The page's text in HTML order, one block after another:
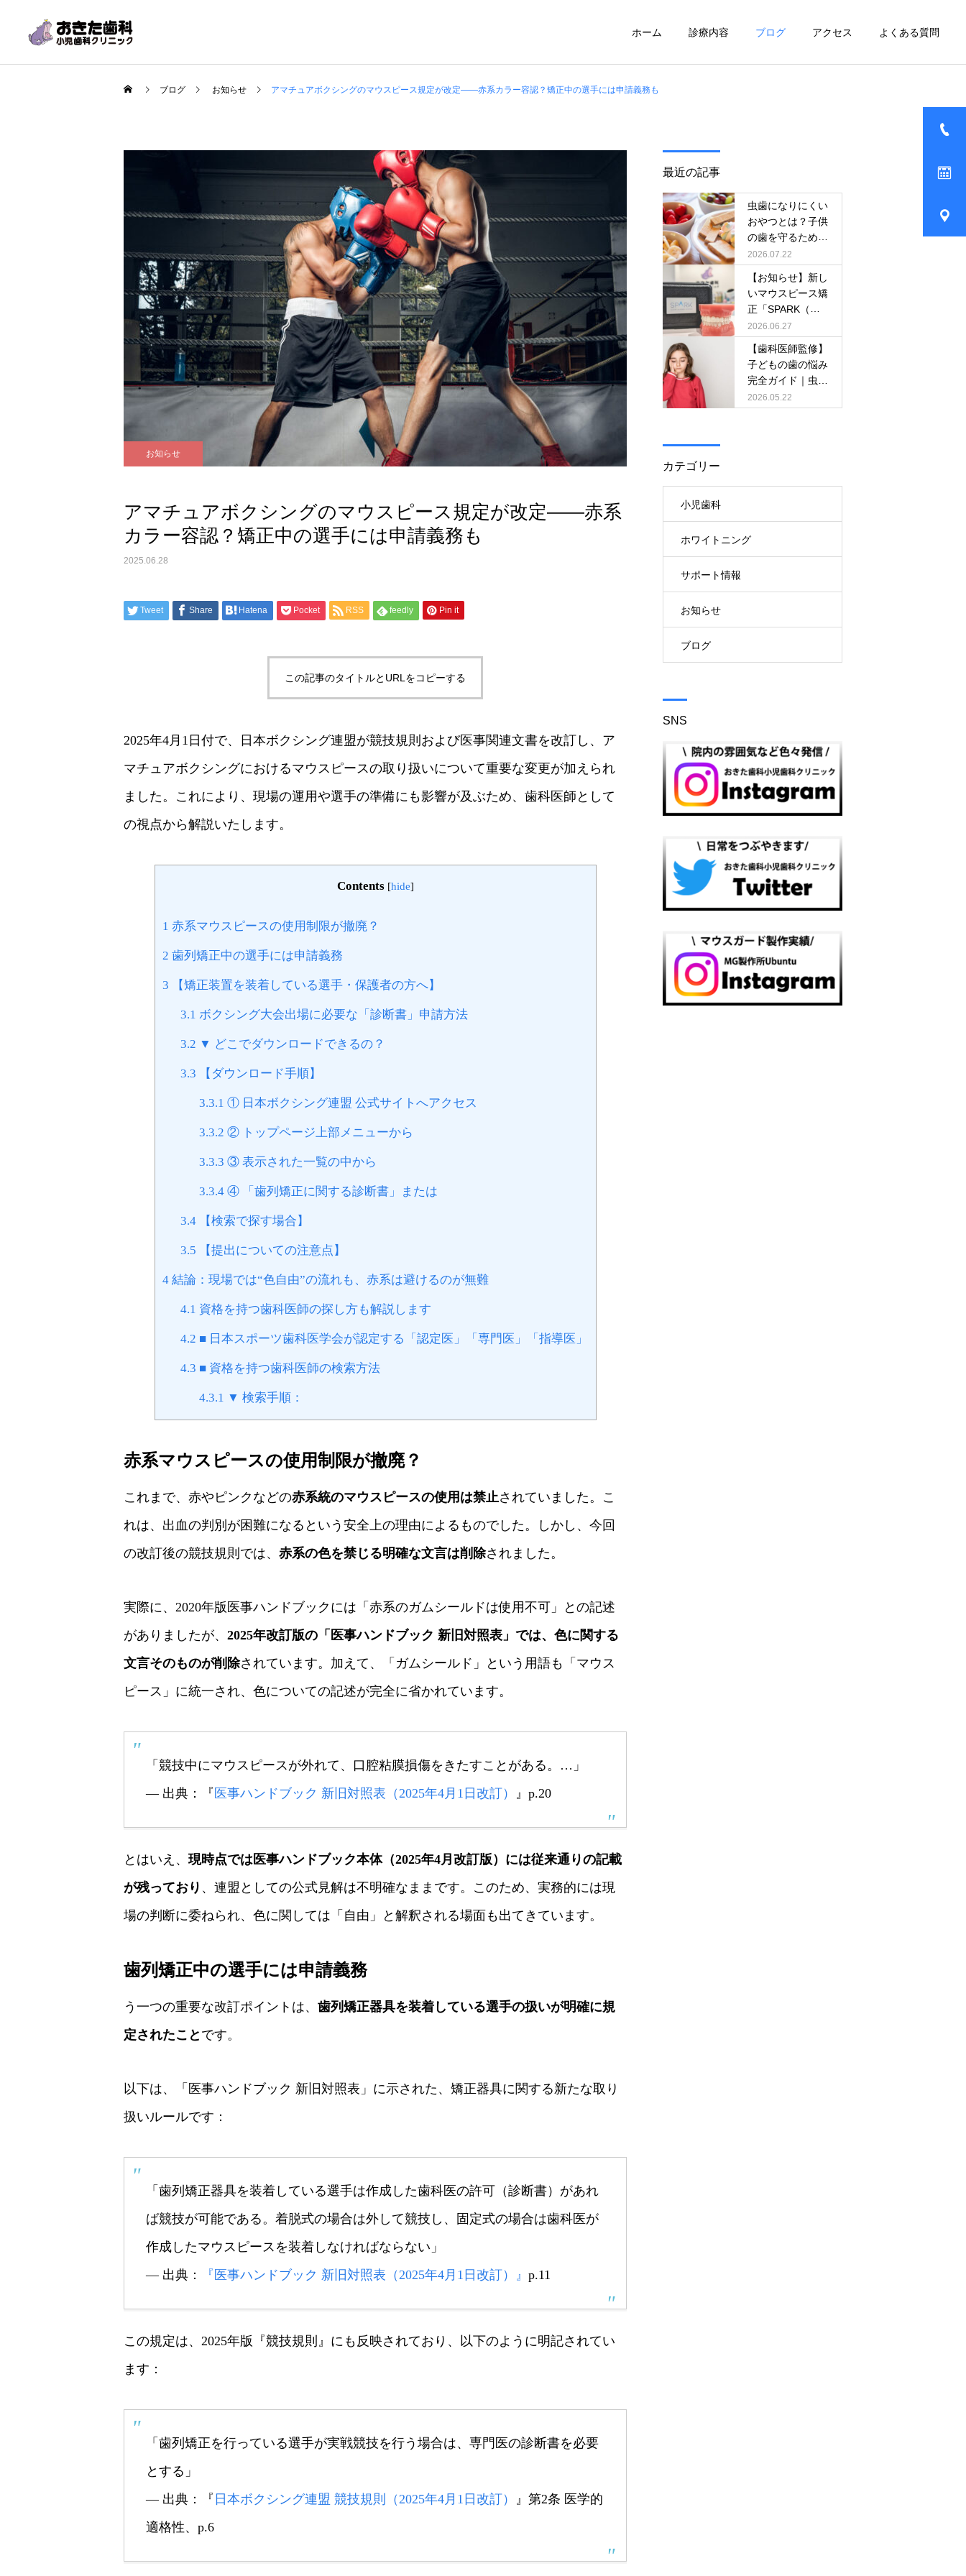
ホーム 診療内容 ブログ アクセス よくある質問
小児歯科
ホワイトニング マタニティ歯科 睡眠歯科 口腔外傷外来
ブログ お知らせ アマチュアボクシングのマウスピース規定が改定――赤系カラー容認？矯正中の選手には申請義務も
お知らせ
アマチュアボクシングのマウスピース規定が改定――赤系
カラー容認？矯正中の選手には申請義務も
2025.06.28
Tweet Share Hatena Pocket RSS feedly Pin it
この記事のタイトルとURLをコピーする
2025年4月1日付で、日本ボクシング連盟が競技規則および医事関連文書を改訂し、ア
マチュアボクシングにおけるマウスピースの取り扱いについて重要な変更が加えられ
ました。これにより、現場の運用や選手の準備にも影響が及ぶため、歯科医師として
の視点から解説いたします。
Contents [hide]
1 赤系マウスピースの使用制限が撤廃？
2 歯列矯正中の選手には申請義務
3 【矯正装置を装着している選手・保護者の方へ】
3.1 ボクシング大会出場に必要な「診断書」申請方法
3.2 ▼ どこでダウンロードできるの？
3.3 【ダウンロード手順】
3.3.1 ① 日本ボクシング連盟 公式サイトへアクセス
3.3.2 ② トップページ上部メニューから
3.3.3 ③ 表示された一覧の中から
3.3.4④ 「歯列矯正に関する診断書」または
3.4 【検索で探す場合】
3.5 【提出についての注意点】
4結論：現場では“色自由”の流れも、赤系は避けるのが無難
4.1 資格を持つ歯科医師の探し方も解説します
4.2 ■ 日本スポーツ歯科医学会が認定する「認定医」「専門医」「指導医」
4.3 ■ 資格を持つ歯科医師の検索方法
4.3.1 ▼ 検索手順：
赤系マウスピースの使用制限が撤廃？
これまで、赤やピンクなどの赤系統のマウスピースの使用は禁止されていました。こ
れは、出血の判別が困難になるという安全上の理由によるものでした。しかし、今回
の改訂後の競技規則では、 赤系の色を禁じる明確な文言は削除されました。
実際に、2020年版医事ハンドブックには「赤系のガムシールドは使用不可」との記述
がありましたが、 2025年改訂版の「医事ハンドブック 新旧対照表」では、色に関する
文言そのものが削除されています。加えて、「ガムシールド」という用語も「マウス
ピース」に統一され、色についての記述が完全に省かれています。
「競技中にマウスピースが外れて、口腔粘膜損傷をきたすことがある。…」
― 出典：『 医事ハンドブック 新旧対照表（2025年4月1日改訂） 』p.20
とはいえ、 現時点では医事ハンドブック本体（2025年4月改訂版）には従来通りの記載
が残っており 、連盟としての公式見解は不明確なままです。このため、実務的には現
場の判断に委ねられ、色に関しては「自由」と解釈される場面も出てきています。
歯列矯正中の選手には申請義務
う一つの重要な改訂ポイントは、 歯列矯正器具を装着している選手の扱いが明確に規
定されたこと です。
以下は、「医事ハンドブック 新旧対照表」に示された、矯正器具に関する新たな取り
扱いルールです：
「歯列矯正器具を装着している選手は作成した歯科医の許可（診断書）があれ
ば競技が可能である。着脱式の場合は外して競技し、固定式の場合は歯科医が
作成したマウスピースを装着しなければならない」
― 出典：
『医事ハンドブック 新旧対照表（2025年4月1日改訂）』 p.11
この規定は、2025年版『競技規則』にも反映されており、以下のように明記されてい
ます：
「歯列矯正を行っている選手が実戦競技を行う場合は、専門医の診断書を必要
とする」
― 出典：『 日本ボクシング連盟 競技規則（2025年4月1日改訂） 』第2条 医学的
適格性、p.6
最近の記事
虫歯になりにくい
おやつとは？子供
の歯を守るための
選び方と正しい食
べ方
2026.07.22
【お知らせ】新し
いマウスピース矯
正「SPARK（ス
パーク）」の取り
扱いを開始しまし
た！
2026.06.27
【歯科医師監修】
子どもの歯の悩み
完全ガイド｜虫
歯・歯並び・歯磨
きまとめ
2026.05.22
カテゴリー
小児歯科
ホワイトニング
サポート情報
お知らせ
ブログ
SNS